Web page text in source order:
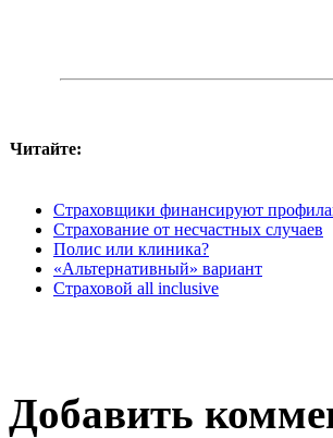
Читайте:
Страховщики финансируют
Страхование от несчастных случаев
Полис или клиника?
«Альтернативный» вариант
Страховой all inclusive
Добавить